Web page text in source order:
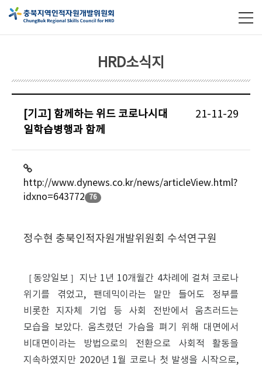
HRD소식지
[기고] 함께하는 위드 코로나시대
일학습병행과 함께
21-11-29
http://www.dynews.co.kr/news/articleView.html?
idxno=643772
76
정수현 충북인적자원개발위원회 수석연구원
［동양일보］지난 1년 10개월간 4차례에 걸쳐 코로나
위기를 겪었고, 팬데믹이라는 말만 들어도 정부를
비롯한 지자체 기업 등 사회 전반에서 움츠러드는
모습을 보았다. 움츠렸던 가슴을 펴기 위해 대면에서
비대면이라는 방법으로의 전환으로 사회적 활동을
지속하였지만 2020년 1월 코로나 첫 발생을 시작으로,